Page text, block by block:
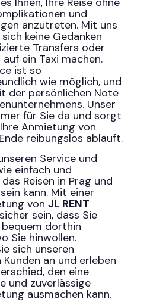
und
anzutreten. Mit uns
keine Gedanken
Transfers oder
ein Taxi machen.
ist so
wie möglich, und
der persönlichen Note
Unser
für Sie da und sorgt
Anmietung von
reibungslos abläuft.
Service und
einfach und
Reisen in Prag und
kann. Mit einer
von JL RENT
sein, dass Sie
dorthin
Sie hinwollen.
sich unseren
an und erleben
den eine
und zuverlässige
ausmachen kann.